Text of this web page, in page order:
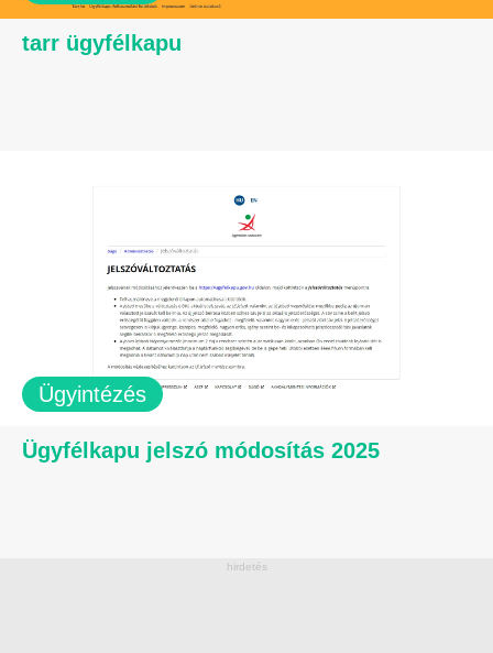
tarr ügyfélkapu
Ügyintézés
Ügyfélkapu jelszó módosítás 2025